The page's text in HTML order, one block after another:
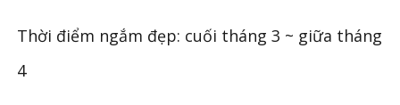
Thời điểm ngắm đẹp: cuối tháng 3 ~ giữa tháng
4